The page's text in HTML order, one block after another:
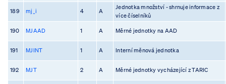
189 mj_i 4 A
Jednotka množství - shrnuje informace z
více číselníků
190 MJAAD 1 A Měrné jednotky na AAD
191 MJINT 1 A Interní měnová jednotka
192 MJT 2 A Měrné jednotky vycházející z TARIC